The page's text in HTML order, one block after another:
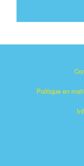
Politique en